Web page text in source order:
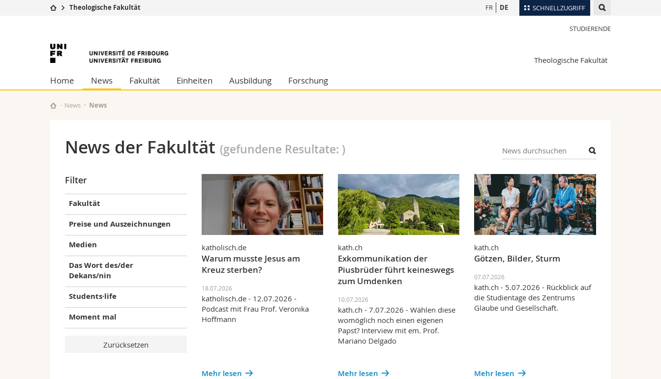
SCHNELLZUGRIFF
Studium
Campus
Universität
Weiterbildung
Theologische Fak.
Philosophische Fak.
Fak. für Erziehungs- und Bildungswissenschaften
Mitarbeitende
Bibliotheken
Vorlesungsverzeichnis
FR DE
Theologische Fakultät
STUDIERENDE
Universität
Freiburg
Theologische Fakultät
Home News Fakultät Einheiten Ausbildung Forschung
News News
News der Fakultät (gefundene Resultate: )
Filter
Fakultät
Preise und Auszeichnungen
Medien
Das Wort des/der
Dekans/nin
Students·life
Moment mal
katholisch.de
Warum musste Jesus am
Kreuz sterben?
18.07.2026
katholisch.de - 12.07.2026 -
Podcast mit Frau Prof. Veronika
Hoffmann
Mehr lesen
kath.ch
Exkommunikation der
Piusbrüder führt keineswegs
zum Umdenken
10.07.2026
kath.ch - 7.07.2026 - Wählen diese
womöglich noch einen eigenen
Papst? Interview mit em. Prof.
Mariano Delgado
Mehr lesen
kath.ch
Götzen, Bilder, Sturm
07.07.2026
kath.ch - 5.07.2026 - Rückblick auf
die Studientage des Zentrums
Glaube und Gesellschaft.
Mehr lesen